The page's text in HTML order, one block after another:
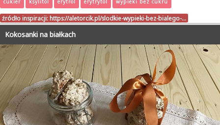
cukier ksylitol erytrol erytrytol wypieki bez cukru
źródło inspiracji: https://aletorcik.pl/slodkie-wypieki-bez-bialego-…
Kokosanki na białkach